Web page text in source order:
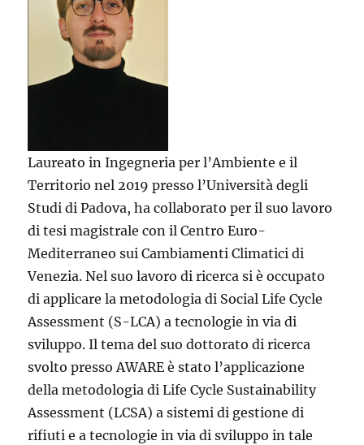
Laureato in Ingegneria per l’Ambiente e il
Territorio nel 2019 presso l’Università degli
Studi di Padova, ha collaborato per il suo lavoro
di tesi magistrale con il Centro Euro-
Mediterraneo sui Cambiamenti Climatici di
Venezia. Nel suo lavoro di ricerca si è occupato
di applicare la metodologia di Social Life Cycle
Assessment (S-LCA) a tecnologie in via di
sviluppo. Il tema del suo dottorato di ricerca
svolto presso AWARE è stato l’applicazione
della metodologia di Life Cycle Sustainability
Assessment (LCSA) a sistemi di gestione di
rifiuti e a tecnologie in via di sviluppo in tale